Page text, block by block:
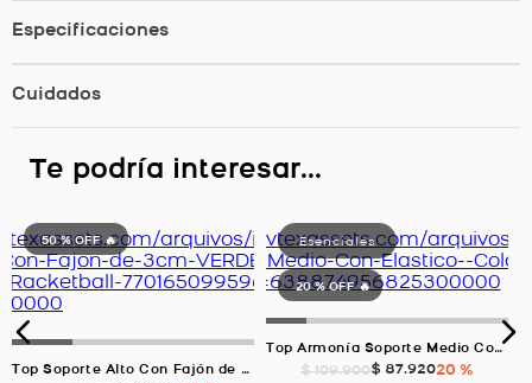
Especificaciones
Cuidados
Te podría interesar...
50 % OFF 🔥
Top Soporte Alto Con Fajón de 3cm, Color VERDE SECO Para Mujer
20 % OFF 🔥
Top Armonía Soporte Medio Con Elástico, Color Verde Laurel Para Mujer
$ 109.900$ 87.92020 %